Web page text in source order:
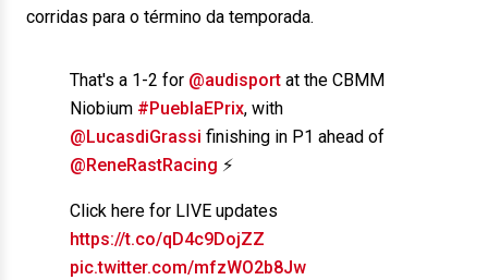
corridas para o término da temporada.
That's a 1-2 for @audisport at the CBMM
Niobium #PueblaEPrix, with
@LucasdiGrassi finishing in P1 ahead of
@ReneRastRacing ⚡️
Click here for LIVE updates
https://t.co/qD4c9DojZZ
pic.twitter.com/mfzWO2b8Jw